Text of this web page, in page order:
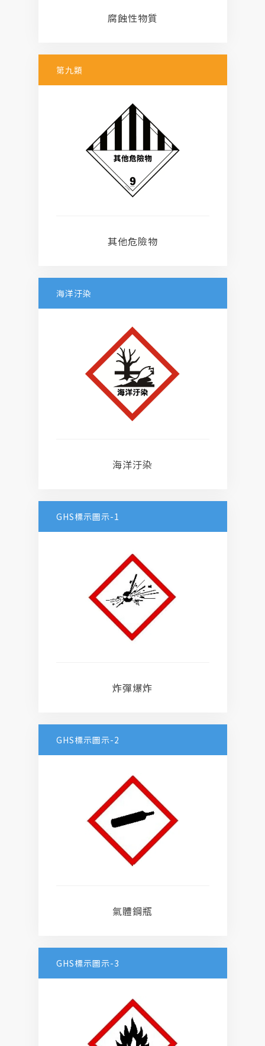
腐蝕性物質
第九類
其他危險物
海洋汙染
海洋汙染
GHS標示圖示-1
炸彈爆炸
GHS標示圖示-2
氣體鋼瓶
GHS標示圖示-3